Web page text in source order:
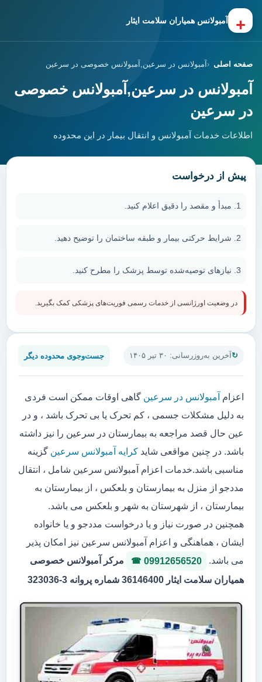
+ آمبولانس همیاران سلامت ایثار
صفحه اصلی آمبولانس در سرعین,آمبولانس خصوصی در سرعین
آمبولانس در سرعین,آمبولانس خصوصی
در سرعین
اطلاعات خدمات آمبولانس و انتقال بیمار در این محدوده
آخرین به‌روزرسانی: ۳۰ تیر ۱۴۰۵ جست‌وجوی محدوده دیگر
اعزام آمبولانس در سرعین گاهی اوقات ممکن است فردی
به دلیل مشکلات جسمی ، کم تحرک یا بی تحرک باشد ، و در
عین حال قصد مراجعه به بیمارستان در سرعین را نیز داشته
باشد. در چنین مواقعی شاید کرایه آمبولانس سرعین گزینه
مناسبی باشد.خدمات اعزام آمبولانس سرعین شامل ، انتقال
مددجو از منزل به بیمارستان و بلعکس ، از بیمارستان به
بیمارستان ، از شهرستان به شهر و بلعکس می باشد.
همچنین در صورت نیاز و یا درخواست مددجو و یا خانواده
ایشان ، هماهنگی و اعزام آمبولانس سرعین نیز امکان پذیر
می باشد.
09912656520
مرکر آمبولانس خصوصی
همیاران سلامت ایثار 36146400 شماره پروانه 3-323036
پیش از درخواست
مبدأ و مقصد را دقیق اعلام کنید.
شرایط حرکتی بیمار و طبقه ساختمان را توضیح دهید.
نیازهای توصیه‌شده توسط پزشک را مطرح کنید.
در وضعیت اورژانسی از خدمات رسمی فوریت‌های پزشکی کمک بگیرید.